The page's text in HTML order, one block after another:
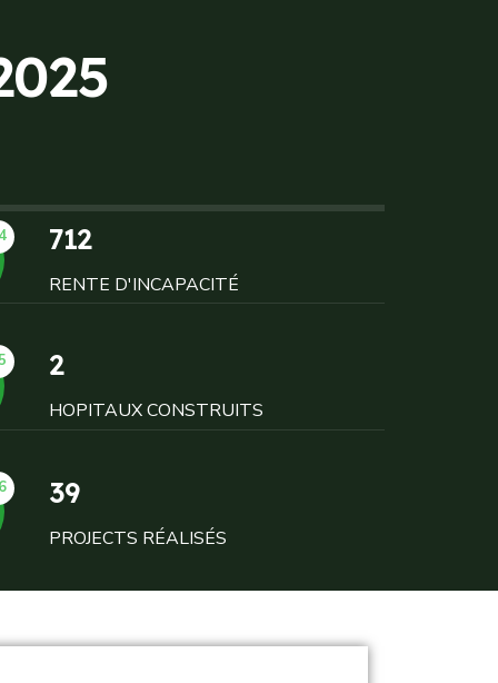
025
712
RENTE D'INCAPACITÉ
2
HOPITAUX CONSTRUITS
39
PROJECTS RÉALISÉS